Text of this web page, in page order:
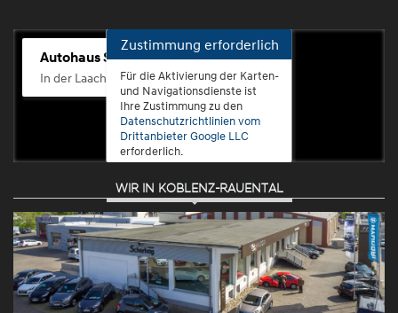
Autohaus Scherhag
In der Laach 76, 56072 Koblenz-Güls
Zustimmung erforderlich
Für die Aktivierung der Karten-
und Navigationsdienste ist
Ihre Zustimmung zu den
Datenschutzrichtlinien vom
Drittanbieter Google LLC
erforderlich.
Zustimmen
und
aktivieren
WIR IN KOBLENZ-RAUENTAL